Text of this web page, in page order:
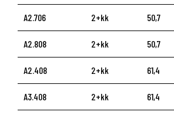
A2.706 2+kk 50,7
A2.808 2+kk 50,7
A2.408 2+kk 61,4
A3.408 2+kk 61,4